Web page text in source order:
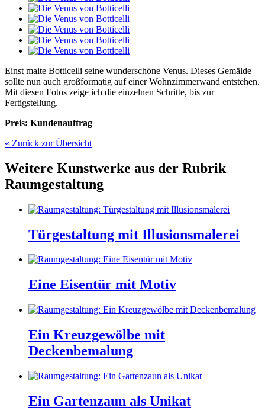
Einst malte Botticelli seine wunderschöne Venus. Dieses Gemälde
sollte nun auch großformatig auf einer Wohnzimmerwand entstehen.
Mit diesen Fotos zeige ich die einzelnen Schritte, bis zur
Fertigstellung.
Preis: Kundenauftrag
« Zurück zur Übersicht
Weitere Kunstwerke aus der Rubrik
Raumgestaltung
Türgestaltung mit Illusionsmalerei
Eine Eisentür mit Motiv
Ein Kreuzgewölbe mit
Deckenbemalung
Ein Gartenzaun als Unikat